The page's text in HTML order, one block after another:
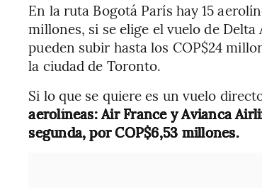
En la ruta Bogotá París hay 15
millones, si se elige el vuelo de
pueden subir hasta los COP$24
la ciudad de Toronto.
Si lo que se quiere es un vuelo
aerolíneas: Air France y Avianca
segunda, por COP$6,53 millones.